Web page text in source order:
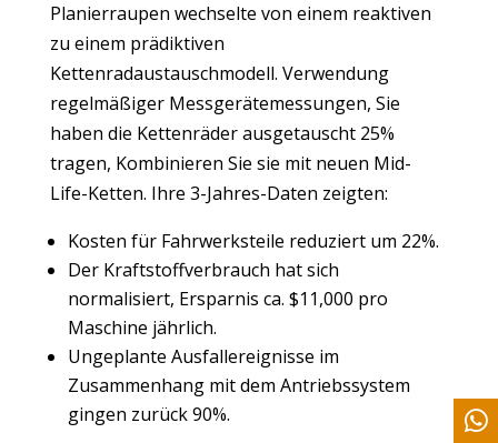
Planierraupen wechselte von einem reaktiven
zu einem prädiktiven
Kettenradaustauschmodell. Verwendung
regelmäßiger Messgerätemessungen, Sie
haben die Kettenräder ausgetauscht 25%
tragen, Kombinieren Sie sie mit neuen Mid-
Life-Ketten. Ihre 3-Jahres-Daten zeigten:
Kosten für Fahrwerksteile reduziert um 22%.
Der Kraftstoffverbrauch hat sich
normalisiert, Ersparnis ca. $11,000 pro
Maschine jährlich.
Ungeplante Ausfallereignisse im
Zusammenhang mit dem Antriebssystem
gingen zurück 90%.